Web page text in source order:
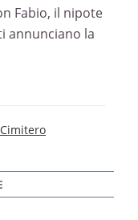
Fabio, il nipote
annunciano la
Cimitero